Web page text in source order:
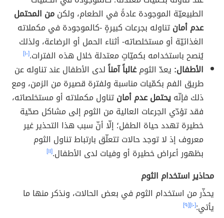
الطبيعيّة الموجودة عادةً في الطعام، ولكنمن المحتمل
عدم أمانتناوله بجرعات كبيرةٍ -كالموجودة في مكملاته
الغذائيّة أو مستخلصاته- أثناء الحمل أو الرضاعة، ولذلك
يُنصح باستخدامه بكميّاتٍ معتدلة خلال هذه الفترات.[١٠]
الأطفال: يعدّ الثومغالباً آمناًلدى الأطفال عند تناوله عن
طريق الفم بكمّيات مناسبة ولفترة قصيرة من الزمن، ومع
ذلك فإنّهيحتمل عدم أمانتناول مكملاته أو مستخلصاته،
فقد تؤدّي الجرعات العالية من الثوم إلى مشاكل صحّية
خطيرة تهدد حياة الطفل؛ إلّا أنّ سبب هذا التحذير غير
معروف إذ لا توجد حالات تتعلّق بارتباط تناول الثوم
بظهور أعراض خطيرة أو وفيات لدى الأطفال.[١١]
محاذير استخدام الثوم
يحذّر من استخدام الثوم في بعض الحالات، ونذكر منها ما
يأتي:[١٠] [٩]